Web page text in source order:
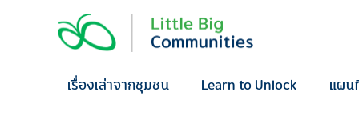
เรื่องเล่าจากชุมชน
Learn to Unlock แผน